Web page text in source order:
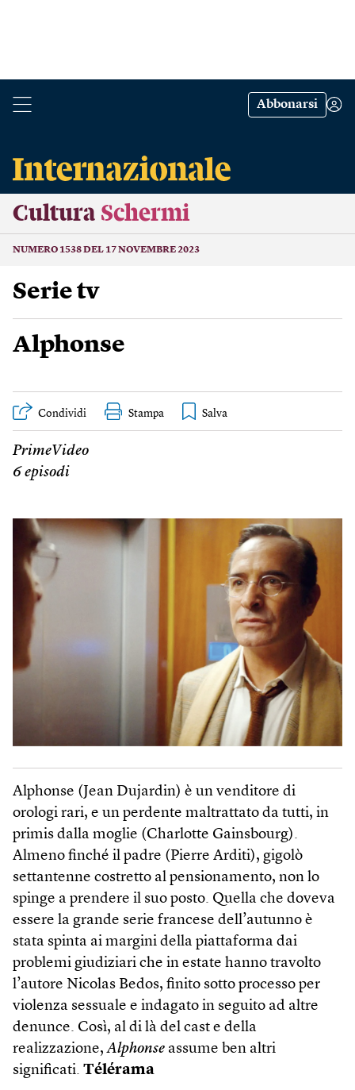
Abbonarsi
Cultura Schermi
NUMERO 1538 DEL 17 NOVEMBRE 2023
Serie tv
Alphonse
Condividi Stampa
PrimeVideo
6 episodi
Alphonse (Jean Dujardin) è un venditore di
orologi rari, e un perdente maltrattato da tutti, in
primis dalla moglie (Charlotte Gainsbourg).
Almeno finché il padre (Pierre Arditi), gigolò
settantenne costretto al pensionamento, non lo
spinge a prendere il suo posto. Quella che doveva
essere la grande serie francese dell’autunno è
stata spinta ai margini della piattaforma dai
problemi giudiziari che in estate hanno travolto
l’autore Nicolas Bedos, finito sotto processo per
violenza sessuale e indagato in seguito ad altre
denunce. Così, al di là del cast e della
realizzazione,Alphonse assume ben altri
significati. Télérama